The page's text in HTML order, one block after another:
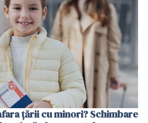
țării cu minori? Schimbare